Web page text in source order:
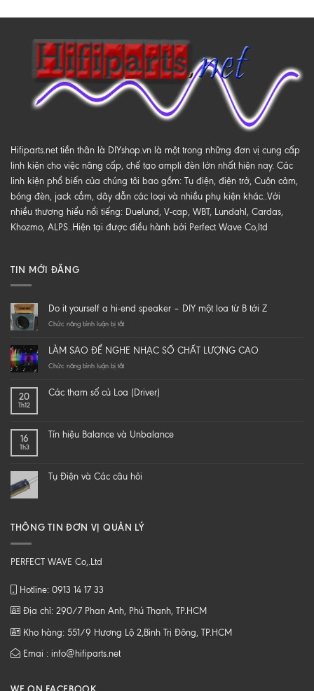
Hifiparts.net tiền thân là DIYshop.vn là một trong những đơn vị cung cấp
linh kiện cho việc nâng cấp, chế tạo ampli đèn lớn nhất hiện nay. Các
linh kiện phổ biến của chúng tôi bao gồm: Tụ điện, điện trở, Cuộn cảm,
bóng đèn, jack cắm, dây dẫn các loại và nhiều phụ kiện khác..Với
nhiều thương hiểu nổi tiếng: Duelund, V-cap, WBT, Lundahl, Cardas,
Khozmo, ALPS..Hiện tại được điều hành bởi Perfect Wave Co,ltd
TIN MỚI ĐĂNG
Do it yourself a hi-end speaker – DIY một loa từ B tới Z
Chức năng bình luận bị tắtở
yourself
a
speaker
loa
Z
LÀM SAO ĐỂ NGHE NHẠC SỐ CHẤT LƯỢNG CAO
Chức năng bình luận bị tắtở
ĐỂ
CHẤT
20
Th12
Các tham số củ Loa (Driver)
16
Th3
Tín hiệu Balance và Unbalance
Tụ Điện và Các câu hỏi
THÔNG TIN ĐƠN VỊ QUẢN LÝ
PERFECT WAVE Co,.Ltd
Hotline: 0913 14 17 33
Địa chỉ: 290/7 Phan Anh, Phú Thạnh, TP.HCM
Kho hàng: 551/9 Hương Lộ 2,Bình Trị Đông, TP.HCM
Emai : info@hifiparts.net